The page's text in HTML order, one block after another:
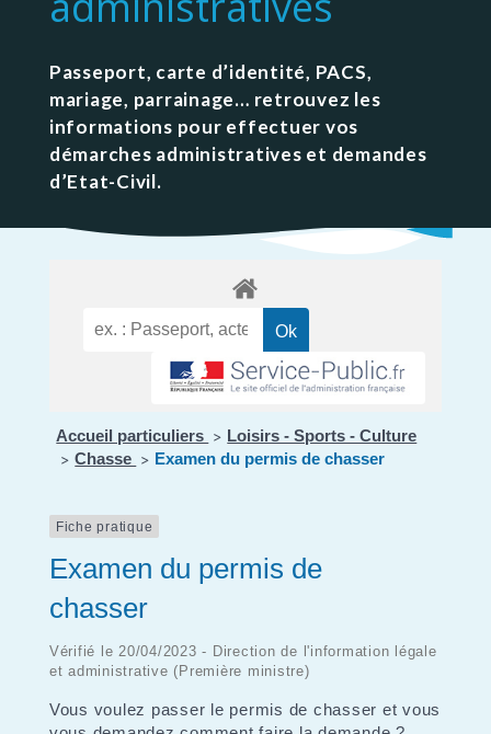
Passeport, carte d’identité, PACS,
mariage, parrainage… retrouvez les
informations pour effectuer vos
démarches administratives et demandes
d’Etat-Civil.
Accueil particuliers > Loisirs - Sports - Culture
> Chasse > Examen du permis de chasser
Fiche pratique
Examen du permis de
chasser
Vérifié le 20/04/2023 - Direction de l'information légale
et administrative (Première ministre)
Vous voulez passer le permis de chasser et vous